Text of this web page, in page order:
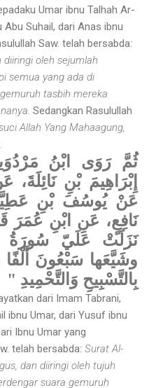
Umar ibnu Talhah Ar-
Abu Suhail, dari Anas ibnu
Saw. telah bersabda:
oleh sejumlah
semua yang ada di
tasbih mereka
Sedangkan Rasulullah
Allah Yang Mahaagung,
ثُمَّ رَوَى ابْنُ
إِبْرَاهِيمَ بْنِ
عَنْ يُوسُفَ بْنِ
نَافِعٍ، عَنِ ابْنِ عُمَرَ
نَزَلَتْ عَلَيّ سُورَةُ
وشَيَّعَها سَبْعُونَ
بِالتَّسْبِيحِ وَالتَّحْمِيدِ "
dari Imam Tabrani,
ibnu Umar, dari Yusuf ibnu
Ibnu Umar yang
telah bersabda: Surat Al-
dan diiringi oleh tujuh
suara gemuruh